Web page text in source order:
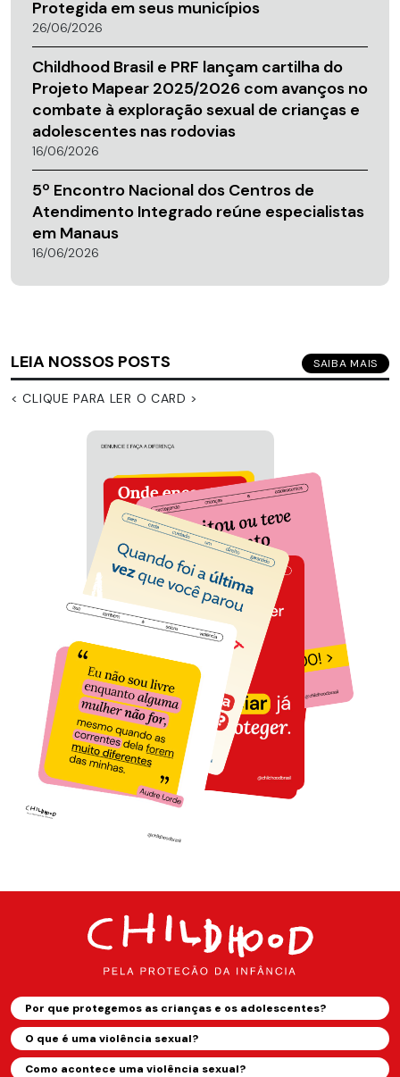
Protegida em seus municípios
26/06/2026
Childhood Brasil e PRF lançam cartilha do
Projeto Mapear 2025/2026 com avanços no
combate à exploração sexual de crianças e
adolescentes nas rodovias
16/06/2026
5º Encontro Nacional dos Centros de
Atendimento Integrado reúne especialistas
em Manaus
16/06/2026
LEIA NOSSOS POSTS SAIBA MAIS
< CLIQUE PARA LER O CARD >
Por que protegemos as crianças e os adolescentes?
O que é uma violência sexual?
Como acontece uma violência sexual?